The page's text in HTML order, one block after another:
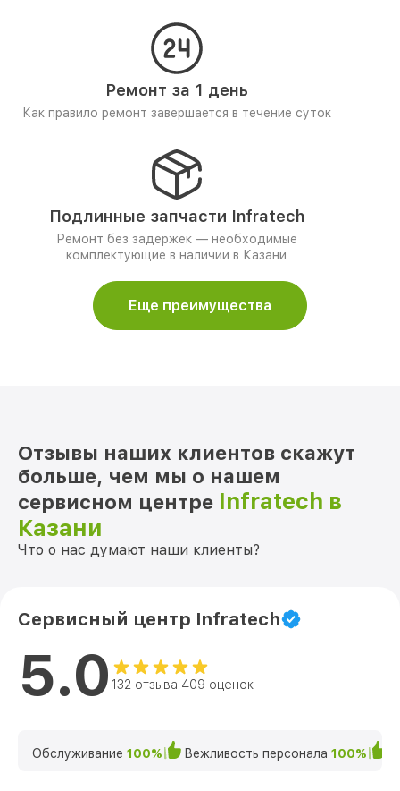
Ремонт за 1 день
Как правило ремонт завершается в течение суток
Подлинные запчасти Infratech
Ремонт без задержек — необходимые
комплектующие в наличии в Казани
Еще преимущества
Отзывы наших клиентов скажут
больше, чем мы о нашем
сервисном центре Infratech в
Казани
Что о нас думают наши клиенты?
Сервисный центр Infratech
5.0 132 отзыва 409 оценок
Обслуживание 100% Вежливость персонала 100%